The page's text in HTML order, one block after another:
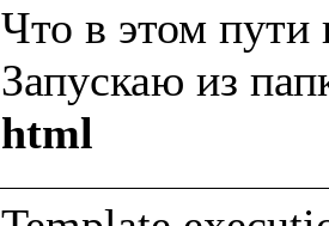
Что в этом пути
Запускаю из
html